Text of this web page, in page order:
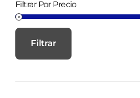
Filtrar Por Precio
Filtrar